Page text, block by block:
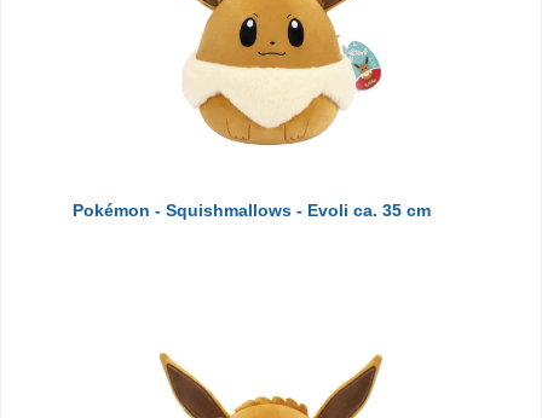
Pokémon - Squishmallows - Evoli ca. 35 cm